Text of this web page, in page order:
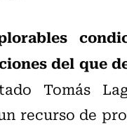
del que
Tomás
recurso de